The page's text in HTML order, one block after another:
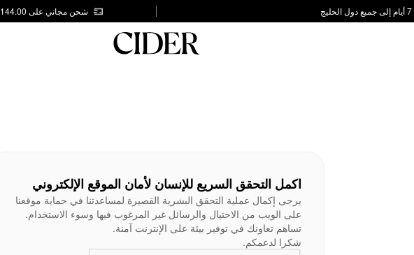
شحن مجاني على AED 144.00
اكمل التحقق السريع للإنسان لأمان الموقع الإلكتروني
يرجى إكمال عملية التحقق البشرية القصيرة لمساعدتنا في حماية موقعنا
على الويب من الاحتيال والرسائل غير المرغوب فيها وسوء الاستخدام.
تساهم تعاونك في توفير بيئة على الإنترنت آمنة.
شكرا لدعمكم.